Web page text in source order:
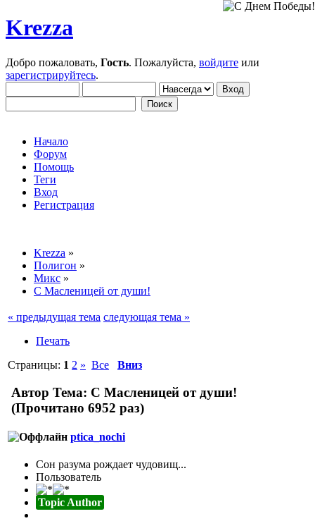
Krezza
Добро пожаловать, Гость. Пожалуйста, войдите или
зарегистрируйтесь.
Начало
Форум
Помощь
Теги
Вход
Регистрация
Krezza »
Полигон »
Микс »
С Масленицей от души!
« предыдущая тема следующая тема »
Печать
Страницы: 1 2 » Все Вниз
Автор Тема: С Масленицей от души!
(Прочитано 6952 раз)
ptica_nochi
Сон разума рождает чудовищ...
Пользователь
Topic Author